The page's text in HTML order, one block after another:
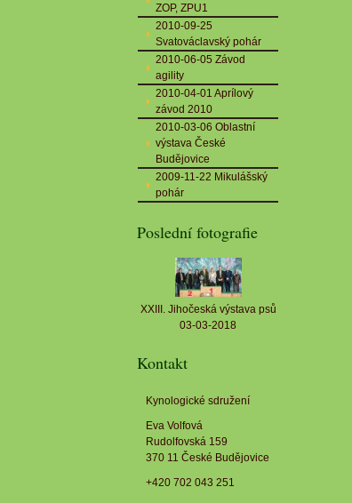
ZOP, ZPU1
2010-09-25
Svatováclavský pohár
2010-06-05 Závod
agility
2010-04-01 Aprílový
závod 2010
2010-03-06 Oblastní
výstava České
Budějovice
2009-11-22 Mikulášský
pohár
Poslední fotografie
XXIII. Jihočeská výstava psů
03-03-2018
Kontakt
Kynologické sdružení
Eva Volfová
Rudolfovská 159
370 11 České Budějovice
+420 702 043 251